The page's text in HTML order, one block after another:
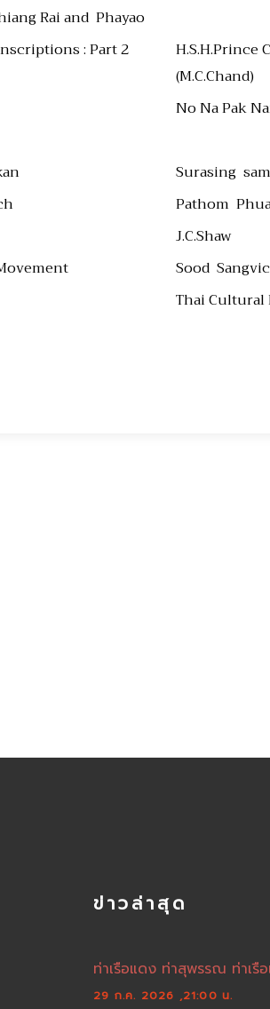
Rai and Phayao
: Part 2
H.S.H.Prince
(M.C.Chand)
No Na Pak
Surasing
Pathom
J.C.Shaw
Sood
Thai Cultural
ข่าวล่าสุด
ท่าเรือแดง ท่าสุพรรณ ท่าเรื
29 ก.ค. 2026 ,21:00 น.